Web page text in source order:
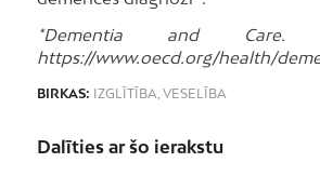
*Dementia and Care.
https://www.oecd.org/health/
BIRKAS: IZGLĪTĪBA, VESELĪBA
Dalīties ar šo ierakstu